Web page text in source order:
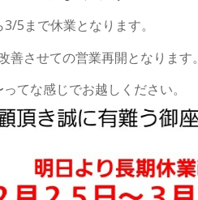
5まで休業となります。
させての営業再開となります。
てな感じでお越しください。